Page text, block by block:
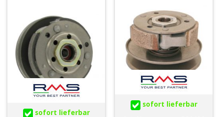
sofort lieferbar
sofort lieferbar